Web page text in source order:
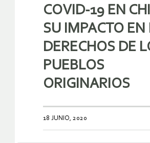
COVID-19 EN
SU IMPACTO EN
DERECHOS DE
PUEBLOS
ORIGINARIOS
18 JUNIO, 2020